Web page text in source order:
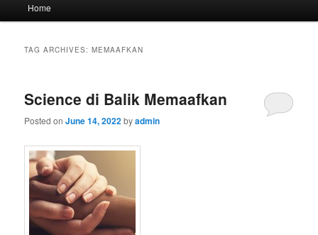
Home
TAG ARCHIVES:MEMAAFKAN
Science di Balik Memaafkan
Posted onJune 14, 2022byadmin